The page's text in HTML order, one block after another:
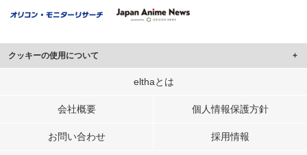
クッキーの使用について
このサイトでは Cookie を使用して、ユーザーに合わせたコンテンツや広告の
行っています。
メディアや広告配信、データ解析の各パートナーに提供しています。
elthaとは
会社概要 個人情報保護方針
お問い合わせ 採用情報